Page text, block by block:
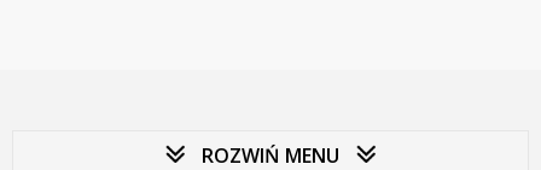
ROZWIŃ MENU